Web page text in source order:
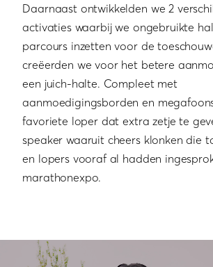
Daarnaast ontwikkelden we 2
activaties waarbij we ongebruikte
parcours inzetten voor de
creëerden we voor het betere
een juich-halte. Compleet met
aanmoedigingsborden en
favoriete loper dat extra zetje te
speaker waaruit cheers klonken die
en lopers vooraf al hadden
marathonexpo.